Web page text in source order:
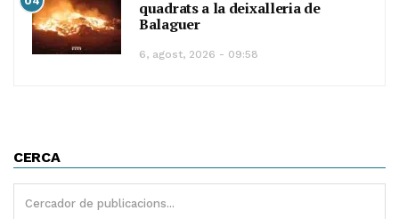
quadrats a la deixalleria de
Balaguer
6, agost, 2026 - 09:58
CERCA